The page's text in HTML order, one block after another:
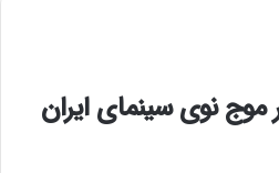
فیلم برتر موج نوی سینمای ایران